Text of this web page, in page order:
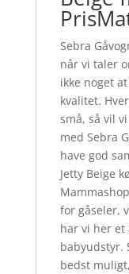
Sebra
når vi taler
ikke noget
kvalitet.
små, så vil
med Sebra
have god
Jetty Beige
for gåseler,
har vi her et
babyudstyr.
bedst